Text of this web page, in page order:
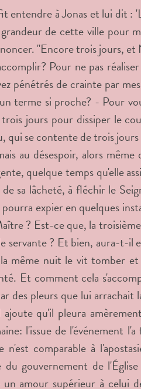
entendre à Jonas et lui dit :
de cette ville pour
"Encore trois jours,
Pour ne pas
pénétrés de crainte par
terme si proche? - Pour
jours pour dissiper le
qui se contente de trois
au désespoir, alors
quelque temps qu'elle
sa lâcheté, à fléchir le
expier en quelques
? Est-ce que, la
servante ? Et bien, aura-t-il
même nuit le vit tomber
Et comment cela
des pleurs que lui
qu'il pleura
l'issue de l'événement
comparable à
gouvernement de
amour supérieur à celui